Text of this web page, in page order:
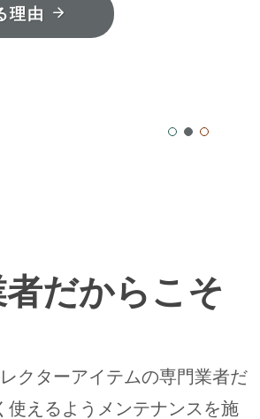
理由
だからこそ
クターアイテムの専門業者だ
使えるようメンテナンスを施